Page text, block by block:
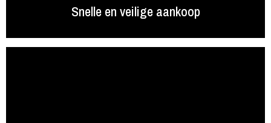
Snelle en veilige aankoop